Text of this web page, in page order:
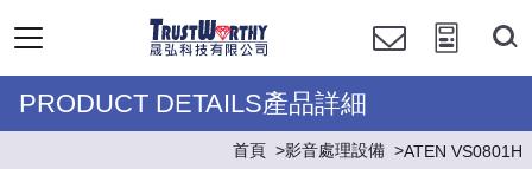
PRODUCT DETAILS產品詳細
首頁 影音處理設備 ATEN VS0801H